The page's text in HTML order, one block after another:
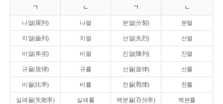
ㄱ ㄴ ㄱ ㄴ
나열(羅列) 나렬 분열(分裂) 분렬
치열(齒列) 치렬 선열(先烈) 선렬
비열(卑劣) 비렬 진열(陳列) 진렬
규율(規律) 규률 선율(旋律) 선률
비율(比率) 비률 전율(戰慄) 전률
실패율(失敗率) 실패률 백분율(百分率) 백분률